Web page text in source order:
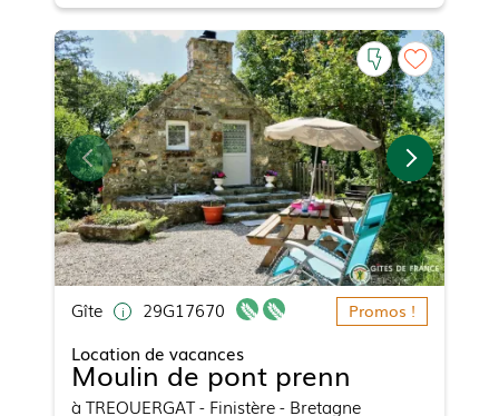
Gîte 29G17670 Promos !
Location de vacances
Moulin de pont prenn
à TREOUERGAT- Finistère - Bretagne